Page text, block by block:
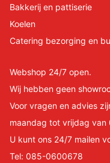
Bakkerij en pattiserie
Koelen
Catering bezorging en
Webshop 24/7 open.
Wij hebben geen
Voor vragen en advies
maandag tot vrijdag van
U kunt ons 24/7 mailen
Tel: 085-0600678